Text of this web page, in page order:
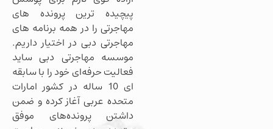
پیچیده ترین پرونده های
مهاجرتی را در همه برنامه های
مهاجرتی دبی در اختیار داریم.
موسسه مهاجرتی دبی ساید
فعالیت حرفه‌ای خود را با سابقه
ای 10 ساله در کشور امارات
متحده عربی آغاز کرده و ضمن
داشتن پرونده‌های موفق